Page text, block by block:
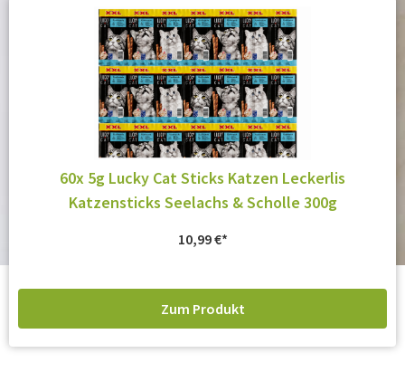
60x 5g Lucky Cat Sticks Katzen Leckerlis
Katzensticks Seelachs & Scholle 300g
10,99€
Zum Produkt